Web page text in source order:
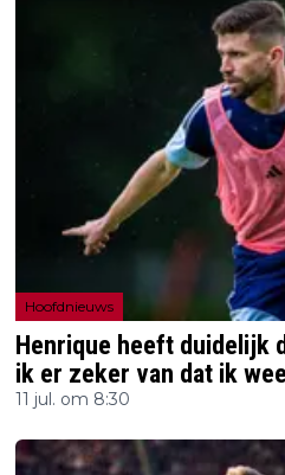
Hoofdnieuws
Henrique heeft duidelijk
ik er zeker van dat ik
11 jul. om 8:30